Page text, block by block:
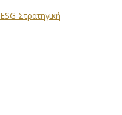
Στρατηγική